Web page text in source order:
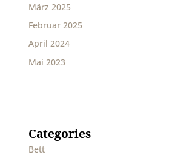
März 2025
Februar 2025
April 2024
Mai 2023
Categories
Bett